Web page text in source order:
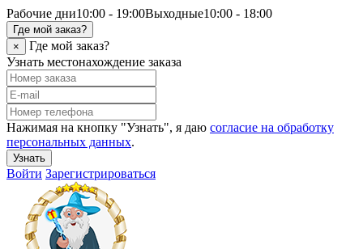
Рабочие дни10:00 - 19:00Выходные10:00 - 18:00
Где мой заказ?
×
Где мой заказ?
Узнать местонахождение заказа
Нажимая на кнопку "Узнать", я даю согласие на обработку
персональных данных.
Узнать
Войти Зарегистрироваться